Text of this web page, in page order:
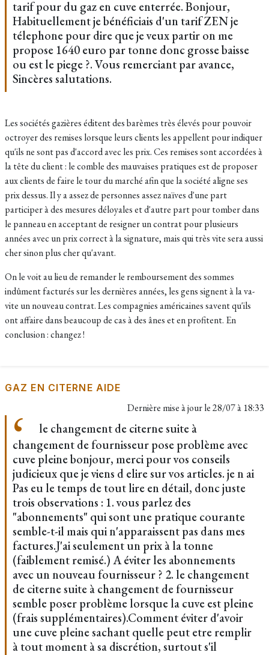
tarif pour du gaz en cuve enterrée. Bonjour,
Habituellement je bénéficiais d'un tarif ZEN je
télephone pour dire que je veux partir on me
propose 1640 euro par tonne donc grosse baisse
ou est le piege ?. Vous remerciant par avance,
Sincères salutations.
Les sociétés gazières éditent des barèmes très élevés pour pouvoir
octroyer des remises lorsque leurs clients les appellent pour indiquer
qu'ils ne sont pas d'accord avec les prix. Ces remises sont accordées à
la tête du client : le comble des mauvaises pratiques est de proposer
aux clients de faire le tour du marché afin que la société aligne ses
prix dessus. Il y a assez de personnes assez naïves d'une part
participer à des mesures déloyales et d'autre part pour tomber dans
le panneau en acceptant de resigner un contrat pour plusieurs
années avec un prix correct à la signature, mais qui très vite sera aussi
cher sinon plus cher qu'avant.
On le voit au lieu de remander le remboursement des sommes
indûment facturés sur les dernières années, les gens signent à la va-
vite un nouveau contrat. Les compagnies américaines savent qu'ils
ont affaire dans beaucoup de cas à des ânes et en profitent. En
conclusion : changez !
GAZ EN CITERNE AIDE
Dernière mise à jour le28/07 à 18:33
le changement de citerne suite à
changement de fournisseur pose problème avec
cuve pleine bonjour, merci pour vos conseils
judicieux que je viens d elire sur vos articles. je n ai
Pas eu le temps de tout lire en détail, donc juste
trois observations : 1. vous parlez des
"abonnements" qui sont une pratique courante
semble-t-il mais qui n'apparaissent pas dans mes
factures.J'ai seulement un prix à la tonne
(faiblement remisé.) A éviter les abonnements
avec un nouveau fournisseur ? 2. le changement
de citerne suite à changement de fournisseur
semble poser problème lorsque la cuve est pleine
(frais supplémentaires).Comment éviter d'avoir
une cuve pleine sachant quelle peut etre remplir
à tout moment à sa discrétion, surtout s'il